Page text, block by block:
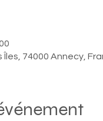
74000 Annecy,